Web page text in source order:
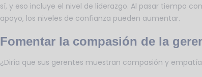
sí, y eso incluye el nivel de liderazgo. Al pasar tiempo
apoyo, los niveles de confianza pueden aumentar.
Fomentar la compasión de la
¿Diría que sus gerentes muestran compasión y